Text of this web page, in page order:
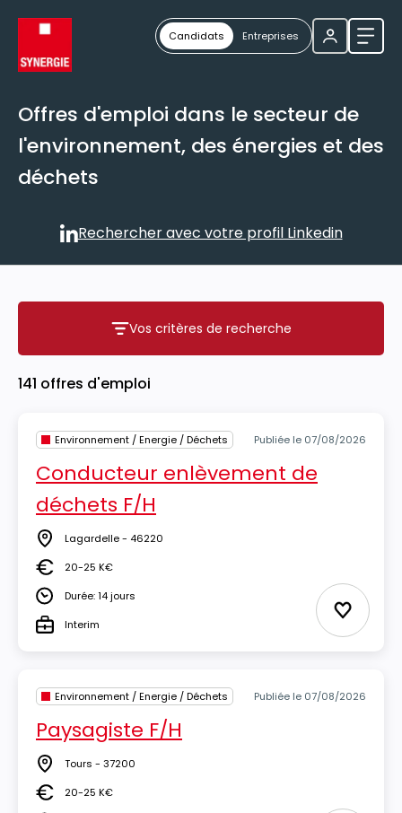
Candidats Entreprises
Offres d'emploi dans le secteur de
l'environnement, des énergies et des
déchets
Rechercher avec votre
Rechercher avec votre profil Linkedin
Vos critères de recherche
Vos critères de recherche
141 offres d'emploi
Environnement / Energie / Déchets Publiée le 07/08/2026
Conducteur enlèvement de
déchets F/H
Lieu Lagardelle - 46220
Salaire20-25 K€
DuréeDurée: 14 jours
TypeInterim Ajouter
Environnement / Energie / Déchets Publiée le 07/08/2026
Paysagiste F/H
Lieu Tours - 37200
Salaire20-25 K€